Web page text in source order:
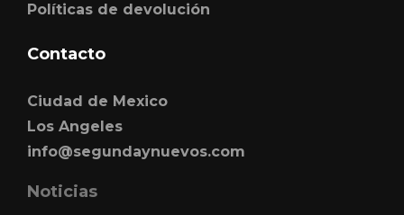
Políticas de devolución
Contacto
Ciudad de Mexico
Los Angeles
info@segundaynuevos.com
Noticias